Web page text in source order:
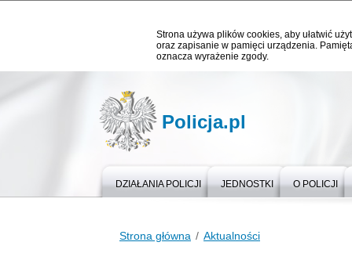
Strona używa plików cookies, aby ułatwić
oraz zapisanie w pamięci urządzenia.
oznacza wyrażenie zgody.
Policja.pl
DZIAŁANIA POLICJI JEDNOSTKI O POLICJI
Strona główna Aktualności